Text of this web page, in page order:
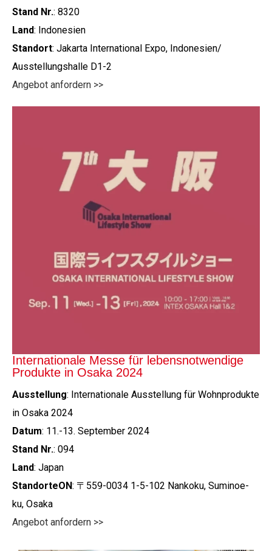
Stand Nr.: 8320
Land: Indonesien
Standort: Jakarta International Expo, Indonesien/
Ausstellungshalle D1-2
Angebot anfordern >>
Internationale Messe für lebensnotwendige
Produkte in Osaka 2024
Ausstellung: Internationale Ausstellung für Wohnprodukte
in Osaka 2024
Datum: 11.-13. September 2024
Stand Nr.: 094
Land: Japan
StandorteON: 〒559-0034 1-5-102 Nankoku, Suminoe-
ku, Osaka
Angebot anfordern >>